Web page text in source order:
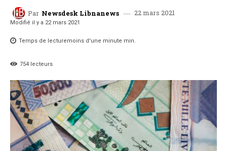
Par Newsdesk Libnanews 22 mars 2021
Modifié il y a 22 mars 2021
Temps de lecturemoins d'une minute min.
754 lecteurs